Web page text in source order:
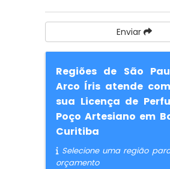
Enviar
Regiões de São
Arco Íris atende
sua Licença de
Poço Artesiano em
Curitiba
Selecione uma região
orçamento